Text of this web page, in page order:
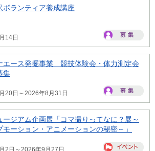
ボランティア養成講座
14日
エース発掘事業 競技体験会・体力測定会
集
20日～2026年8月31日
ージアム企画展「コマ撮りってなに？展～
モーション・アニメーションの秘密～」
2日～2026年9月27日